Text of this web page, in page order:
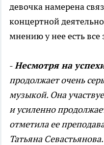
девочка намерена
концертной
мнению у нее есть все
-Несмотря на
продолжает очень
музыкой. Она
и усиленно
отметила ее
Татьяна